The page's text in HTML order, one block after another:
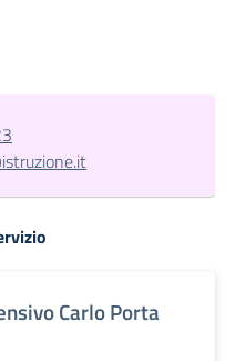
Carlo Porta